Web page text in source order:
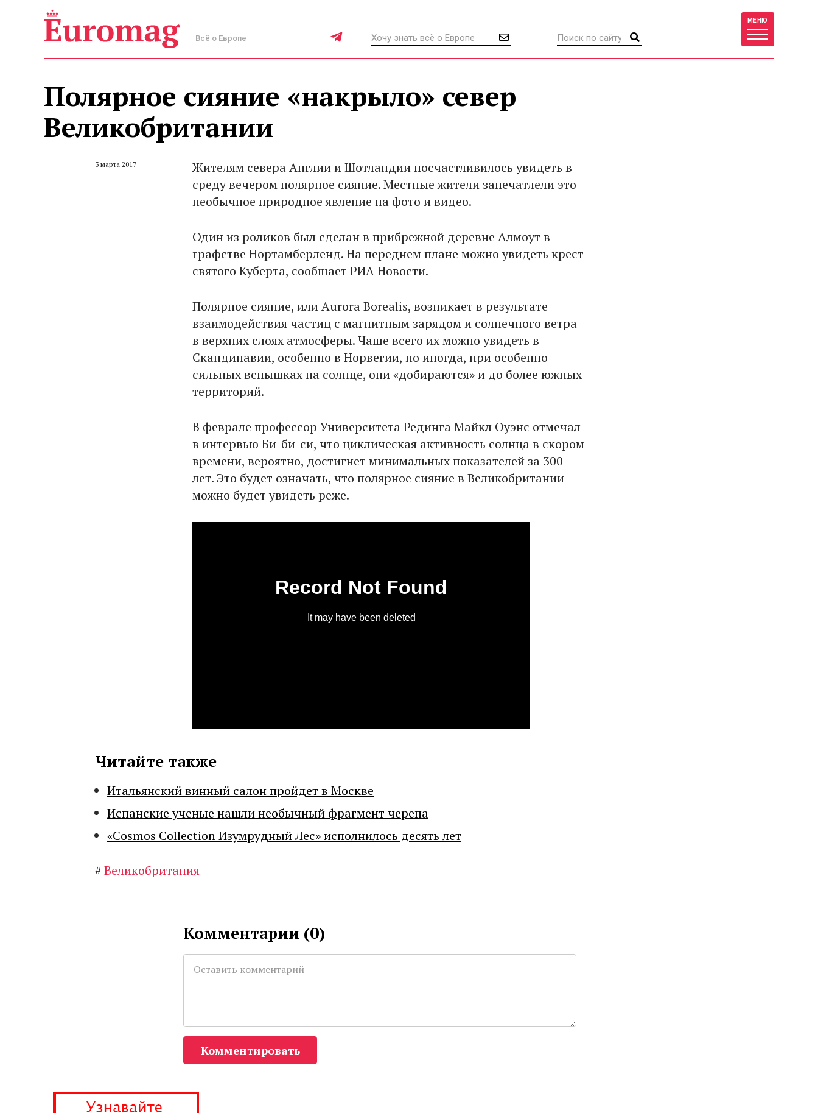
Всё о Европе
МЕНЮ
Полярное сияние «накрыло» север
Великобритании
3 марта 2017
Жителям севера Англии и Шотландии посчастливилось увидеть в
среду вечером полярное сияние. Местные жители запечатлели это
необычное природное явление на фото и видео.
Один из роликов был сделан в прибрежной деревне Алмоут в
графстве Нортамберленд. На переднем плане можно увидеть крест
святого Куберта, сообщает РИА Новости.
Полярное сияние, или Aurora Borealis, возникает в результате
взаимодействия частиц с магнитным зарядом и солнечного ветра
в верхних слоях атмосферы. Чаще всего их можно увидеть в
Скандинавии, особенно в Норвегии, но иногда, при особенно
сильных вспышках на солнце, они «добираются» и до более южных
территорий.
В феврале профессор Университета Рединга Майкл Оуэнс отмечал
в интервью Би-би-си, что циклическая активность солнца в скором
времени, вероятно, достигнет минимальных показателей за 300
лет. Это будет означать, что полярное сияние в Великобритании
можно будет увидеть реже.
Читайте также
Итальянский винный салон пройдет в Москве
Испанские ученые нашли необычный фрагмент черепа
«Cosmos Collection Изумрудный Лес» исполнилось десять лет
#Великобритания
Комментарии (0)
Комментировать